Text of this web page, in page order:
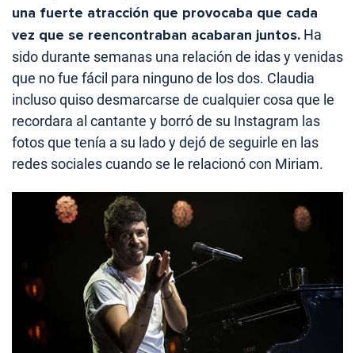
una fuerte atracción que provocaba que cada
vez que se reencontraban acabaran juntos. Ha
sido durante semanas una relación de idas y venidas
que no fue fácil para ninguno de los dos. Claudia
incluso quiso desmarcarse de cualquier cosa que le
recordara al cantante y borró de su Instagram las
fotos que tenía a su lado y dejó de seguirle en las
redes sociales cuando se le relacionó con Miriam.